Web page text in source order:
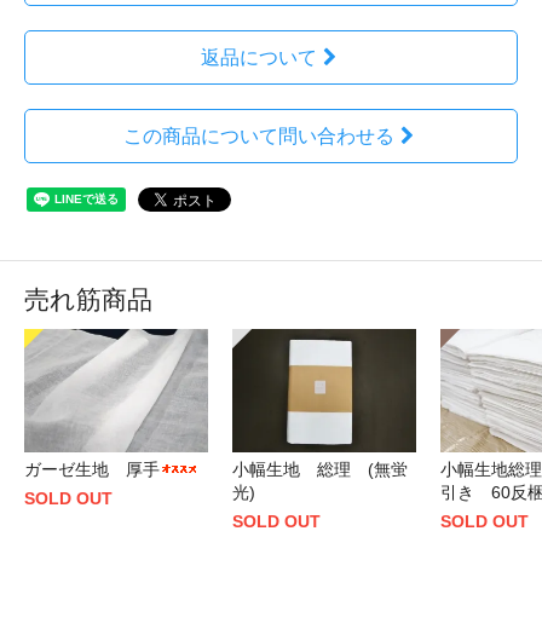
返品について
この商品について問い合わせる
売れ筋商品
ガーゼ生地 厚手
SOLD OUT
小幅生地 総理 (無蛍
光)
SOLD OUT
小幅生地総
引き 60反
SOLD OUT